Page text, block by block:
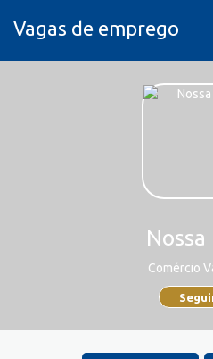
Vagas de emprego
Nossa
Comércio